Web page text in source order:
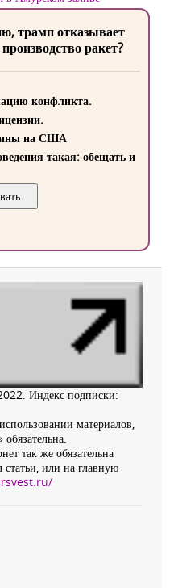
трамп отказывает
ракет?
конфликта.
на США
такая: обещать и
Индекс подписки:
материалов,
так же обязательна
или на главную